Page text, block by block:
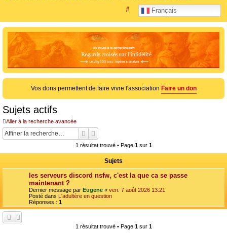
Français
R
c
e
r
Vos dons permettent de faire vivre l'association Faire un don
Sujets actifs
Aller à la recherche avancée
Rechercher
1 résultat trouvé • Page 1sur 1
Sujets
les serveurs discord nsfw, c'est la que ca se passe
maintenant ?
Dernier message par Eugene « ven. 7 août 2026 13:21
Posté dans L'adultère en question
Réponses : 1
1 résultat trouvé • Page 1sur 1